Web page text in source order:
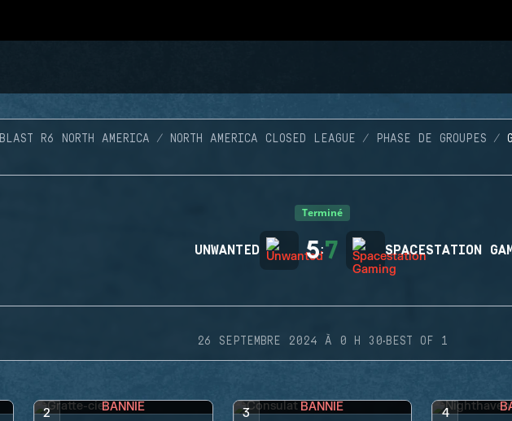
BLAST R6 NORTH AMERICA NORTH AMERICA CLOSED LEAGUE PHASE DE GROUPES
Terminé
UNWANTED 5:7 SPACESTATION
26 SEPTEMBRE 2024 À 0 H 30·BEST OF 1
2 BANNIE 3 BANNIE 4